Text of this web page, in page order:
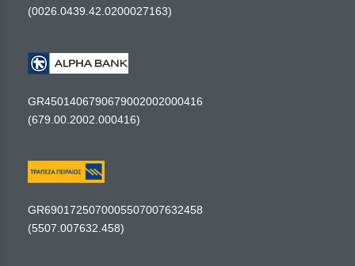
(0026.0439.42.0200027163)
GR4501406790679002002000416
(679.00.2002.000416)
GR6901725070005507007632458
(5507.007632.458)